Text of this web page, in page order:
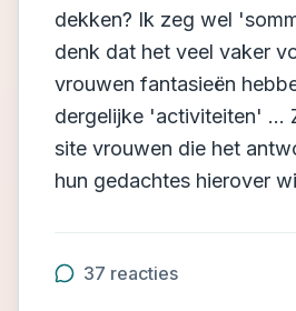
dekken? Ik zeg wel
denk dat het veel vaker
vrouwen fantasieën
dergelijke 'activiteiten' ...
site vrouwen die het
hun gedachtes hierover
37 reacties